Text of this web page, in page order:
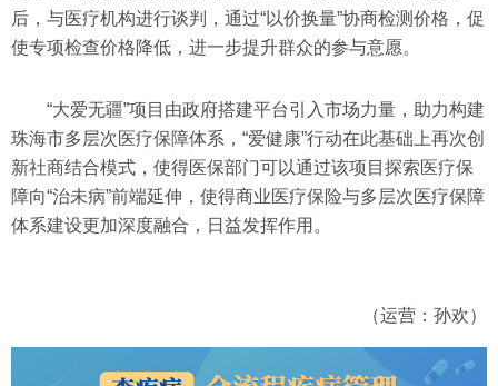
后，与医疗机构进行谈判，通过“以价换量”协商检测价格，促
使专项检查价格降低，进一步提升群众的参与意愿。
“大爱无疆”项目由政府搭建平台引入市场力量，助力构建
珠海市多层次医疗保障体系，“爱健康”行动在此基础上再次创
新社商结合模式，使得医保部门可以通过该项目探索医疗保
障向“治未病”前端延伸，使得商业医疗保险与多层次医疗保障
体系建设更加深度融合，日益发挥作用。
（运营：孙欢）